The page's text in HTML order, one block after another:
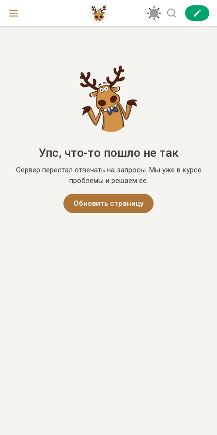
Упс, что-то пошло не так
Сервер перестал отвечать на запросы. Мы уже в курсе
проблемы и решаем её.
Обновить страницу